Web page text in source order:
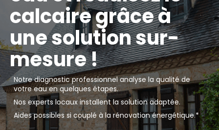
calcaire grâce à
une solution sur-
mesure !
Notre diagnostic professionnel analyse la qualité de
votre eau en quelques étapes.
Nos experts locaux installent la solution adaptée.
Aides possibles si couplé à la rénovation énergétique.*